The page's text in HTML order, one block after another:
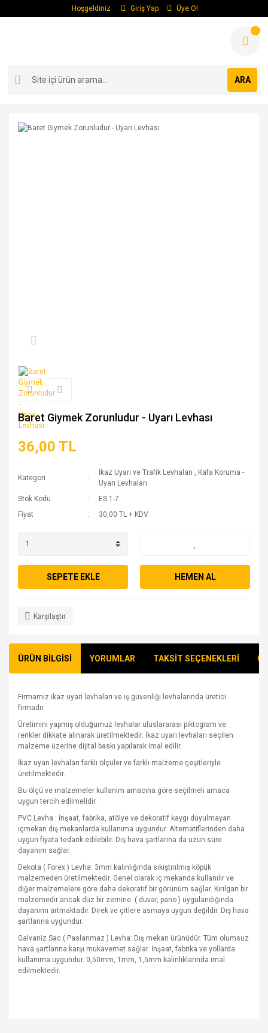
Hoşgeldiniz Giriş Yap Üye Ol
ARA
Baret Giymek Zorunludur - Uyarı Levhası
36,00 TL
Kategori
İkaz Uyarı ve Trafik Levhaları , Kafa Koruma -
Uyarı Levhaları
Stok Kodu
ES 1-7
Fiyat
30,00 TL + KDV
SEPETE EKLE HEMEN AL
Karşılaştır
ÜRÜN BİLGİSİ YORUMLAR TAKSİT SEÇENEKLERİ
Firmamız ikaz uyarı levhaları ve iş güvenliği levhalarında üretici
firmadır.
Üretimini yapmış olduğumuz levhalar uluslararası piktogram ve
renkler dikkate alınarak üretilmektedir. İkaz uyarı levhaları seçilen
malzeme üzerine dijital baskı yapılarak imal edilir.
İkaz uyarı levhaları farklı ölçüler ve farklı malzeme çeşitleriyle
üretilmektedir.
Bu ölçü ve malzemeler kullanım amacına göre seçilmeli amaca
uygun tercih edilmelidir.
PVC Levha : İnşaat, fabrika, atölye ve dekoratif kaygı duyulmayan
içmekan dış mekanlarda kullanıma uygundur. Alternatiflerinden daha
uygun fiyata tedarik edilebilir. Dış hava şartlarına da uzun süre
dayanım sağlar.
Dekota ( Forex ) Levha: 3mm kalınlığında sıkıştırılmış köpük
malzemeden üretilmektedir. Genel olarak iç mekanda kullanılır ve
diğer malzemelere göre daha dekoratif bir görünüm sağlar. Kırılgan bir
malzemedir ancak düz bir zemine ( duvar, pano ) uygulandığında
dayanımı artmaktadır. Direk ve çitlere asmaya uygun değildir. Dış hava
şartlarına uygundur.
Galvaniz Sac ( Paslanmaz ) Levha: Dış mekan ürünüdür. Tüm olumsuz
hava şartlarına karşı mukavemet sağlar. İnşaat, fabrika ve yollarda
kullanıma uygundur. 0,50mm, 1mm, 1,5mm kalınlıklarında imal
edilmektedir.